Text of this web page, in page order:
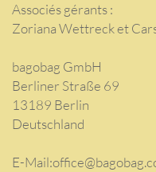
Associés gérants :
Zoriana Wettreck et
bagobag GmbH
Berliner Straße 69
13189 Berlin
Deutschland
E-Mail: